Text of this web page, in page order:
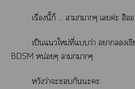
เรื่องนี้ก็ ... าาๆ เค่ะ ฮือ
เป็นแใหม่ที่แว่า าเ
BDSM หน่อยๆ าาๆ
หวังว่าะกันะะ